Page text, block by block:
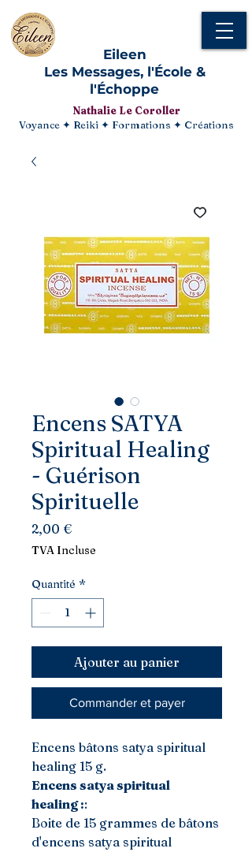
Eileen
Les Messages, l'École &
l'Échoppe
Nathalie Le Coroller
Voyance ✦ Reiki ✦ Formations ✦ Créations
Encens SATYA
Spiritual Healing
- Guérison
Spirituelle
2,00 €Prix
TVA Incluse
Quantité *
Ajouter au panier
Commander et payer
Encens bâtons satya spiritual
healing 15 g.
Encens satya spiritual
healing ::
Boite de 15 grammes de bâtons
d'encens satya spiritual